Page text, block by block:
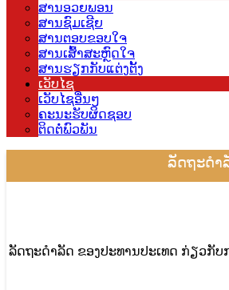
ສານອວຍພອນ
ສານຊົມເຊີຍ
ສານຕອບຂອບໃຈ
ສານເສົ້າສະຫຼົດໃຈ
ສານຮຽກກັບແຕ່ງຕັ້ງ
ເວັບໄຊ
ເວັບໄຊອື່ນໆ
ຄະນະຮັບຜິດຊອບ
ຕິດຕໍ່ພົວພັນ
ລັດຖະດຳ
ລັດຖະດຳລັດ ຂອງປະທານປະເທດ ກ່ຽວກັ